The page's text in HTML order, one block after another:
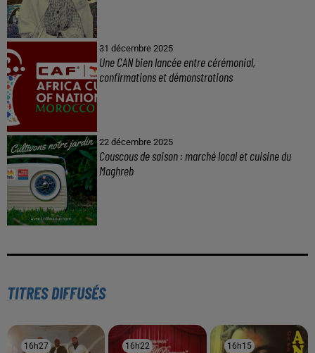
31 décembre 2025
Une CAN bien lancée entre cérémonial,
confirmations et démonstrations
22 décembre 2025
Couscous de saison : marché local et cuisine du
Maghreb
TITRES DIFFUSÉS
16h27
16h27 16h22
16h22 16h15
16h15